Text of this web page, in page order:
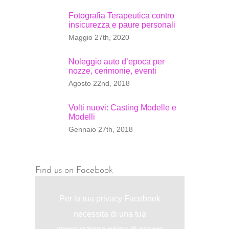
Fotografia Terapeutica contro
insicurezza e paure personali
Maggio 27th, 2020
Noleggio auto d’epoca per
nozze, cerimonie, eventi
Agosto 22nd, 2018
Volti nuovi: Casting Modelle e
Modelli
Gennaio 27th, 2018
Find us on Facebook
Per la tua privacy Facebook
necessita di una tua